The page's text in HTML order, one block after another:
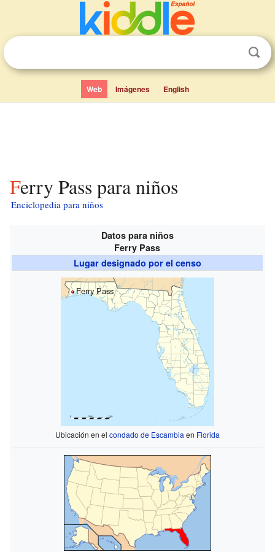
Web Imágenes English
Ferry Pass para niños
Enciclopedia para niños
Datos para niños
Ferry Pass
Lugar designado por el censo
Ferry Pass
Ubicación en el condado de Escambia en Florida